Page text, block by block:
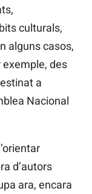
culturals,
alguns casos,
des
a
Nacional
d’autors
ara, encara